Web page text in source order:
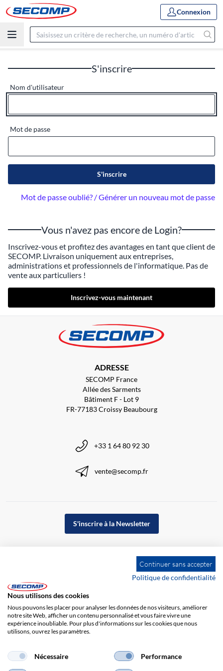
Connexion
S'inscrire
Nom d'utilisateur
Mot de passe
S'inscrire
Mot de passe oublié? / Générer un nouveau mot de passe
Vous n'avez pas encore de Login?
Inscrivez-vous et profitez des avantages en tant que client de
SECOMP. Livraison uniquement aux entreprises,
administrations et professionnels de l'informatique. Pas de
vente aux particuliers !
Inscrivez-vous maintenant
ADRESSE
SECOMP France
Allée des Sarments
Bâtiment F - Lot 9
FR-77183 Croissy Beaubourg
+33 1 64 80 92 30
vente@secomp.fr
S'inscrire à la Newsletter
Impression Responsabilité
Continuer sans accepter
Politique de confidentialité
Nous utilisons des cookies
Nous pouvons les placer pour analyser les données de nos visiteurs, améliorer
notre site Web, afficher un contenu personnalisé et vous faire vivre une
expérience inoubliable. Pour plus d'informations sur les cookies que nous
utilisons, ouvrez les paramètres.
Nécessaire Performance